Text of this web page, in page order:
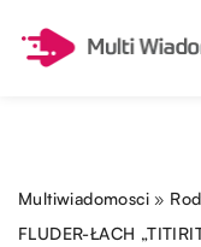
Multiwiadomosci »
FLUDER-ŁACH